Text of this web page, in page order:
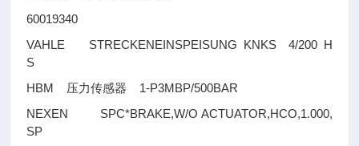
60019340
VAHLE STRECKENEINSPEISUNG KNKS 4/200 H
S
HBM 压力传感器
1-P3MBP/500BAR
NEXEN SPC*BRAKE,W/O ACTUATOR,HCO,1.000,
SP